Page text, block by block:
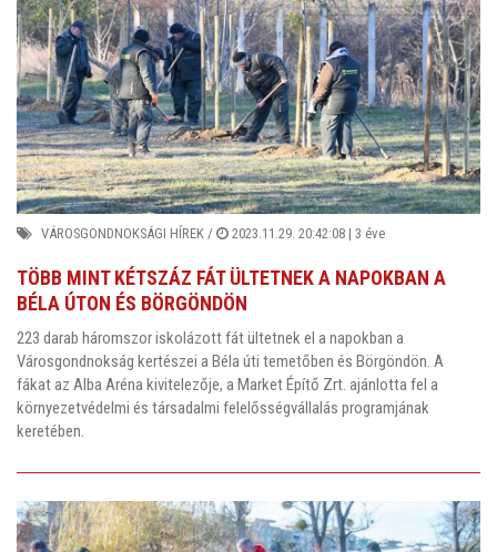
VÁROSGONDNOKSÁGI HÍREK / 2023.11.29. 20:42:08 | 3 éve
TÖBB MINT KÉTSZÁZ FÁT ÜLTETNEK A NAPOKBAN A
BÉLA ÚTON ÉS BÖRGÖNDÖN
223 darab háromszor iskolázottfát ültetnek el a napokban a
Városgondnokság kertészei a Béla úti temetőben és Börgöndön. A
fákat az Alba Aréna kivitelezője, a Market Építő Zrt. ajánlotta fel a
környezetvédelmi és társadalmi felelősségvállalás programjának
keretében.